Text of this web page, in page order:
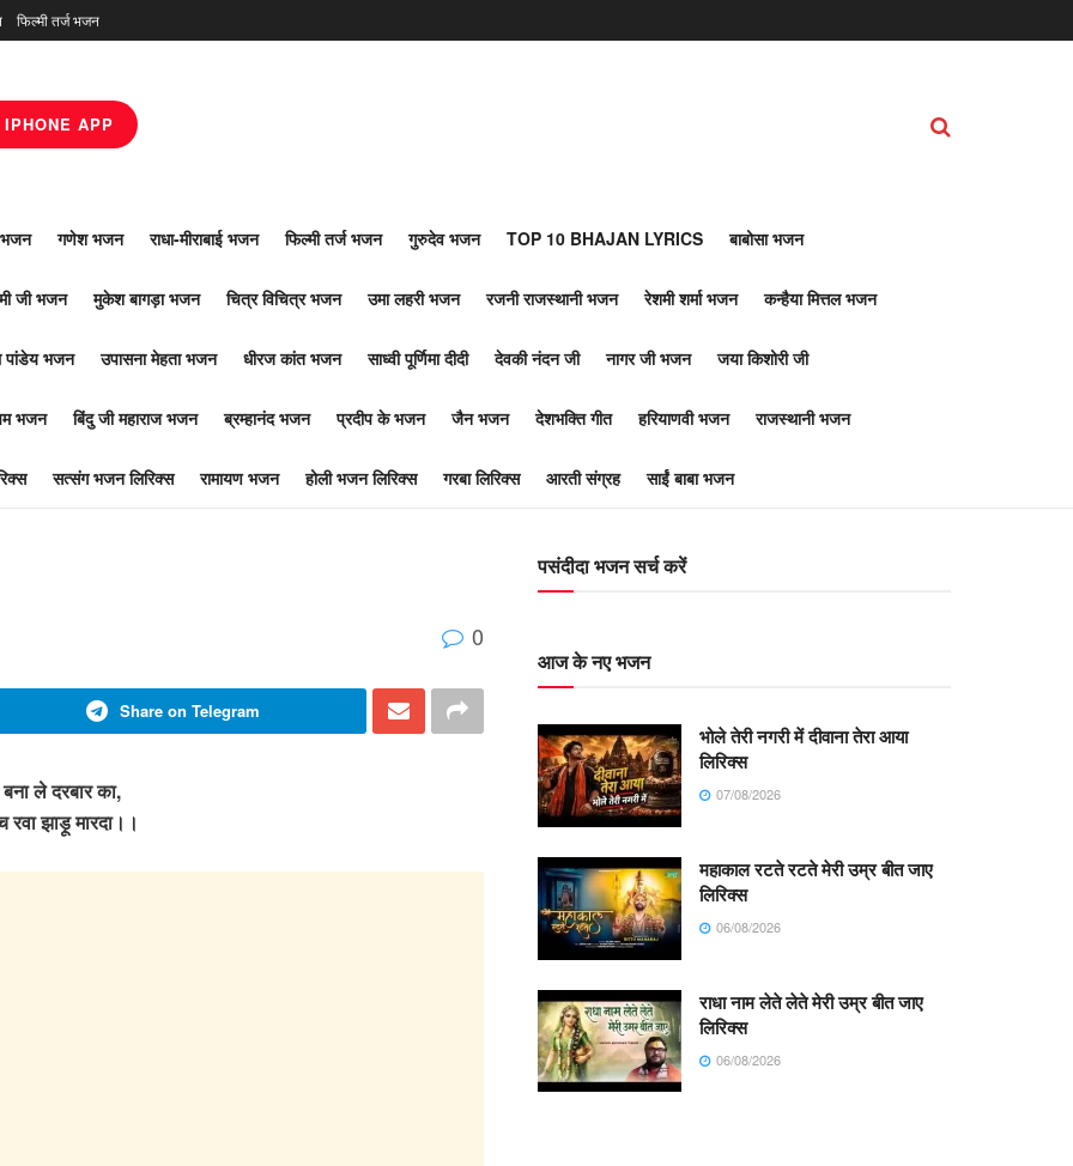
फिल्मी तर्ज भजन
IPHONE APP
भजन गणेश भजन राधा-मीराबाई भजन फिल्मी तर्ज भजन गुरुदेव भजन TOP 10 BHAJAN LYRICS बाबोसा भजन
जी भजन मुकेश बागड़ा भजन चित्र विचित्र भजन उमा लहरी भजन रजनी राजस्थानी भजन रेशमी शर्मा भजन कन्हैया मित्तल भजन
पांडेय भजन उपासना मेहता भजन धीरज कांत भजन साध्वी पूर्णिमा दीदी देवकी नंदन जी नागर जी भजन जया किशोरी जी
भजन बिंदु जी महाराज भजन ब्रम्हानंद भजन प्रदीप के भजन जैन भजन देशभक्ति गीत हरियाणवी भजन राजस्थानी भजन
सत्संग भजन लिरिक्स रामायण भजन होली भजन लिरिक्स गरबा लिरिक्स आरती संग्रह साईं बाबा भजन
0
Share on Telegram
बना ले दरबार का,
रवा झाड़ू मारदा।।
पसंदीदा भजन सर्च करें
आज के नए भजन
भोले तेरी नगरी में दीवाना तेरा आया
लिरिक्स
07/08/2026
महाकाल रटते रटते मेरी उम्र बीत जाए
लिरिक्स
06/08/2026
राधा नाम लेते लेते मेरी उम्र बीत जाए
लिरिक्स
06/08/2026